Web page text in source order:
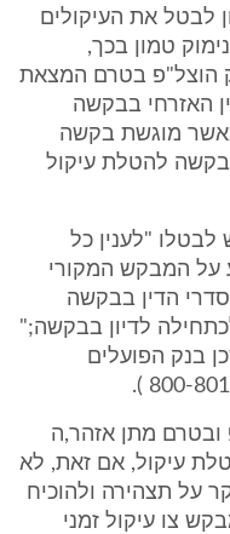
לבטל את העיקולים
טמון בכך,
הוצל"פ בטרם המצאת
האזרחי בבקשה
מוגשת בקשה
להטלת עיקול
"לענין כל
על המבקש המקורי
הדין בבקשה
לדיון בבקשה;"
נ' משכן בנק הפועלים
מתן אזהר,ה
עיקול, אם זאת, לא
על תצהירה ולהוכיח
צו עיקול זמני